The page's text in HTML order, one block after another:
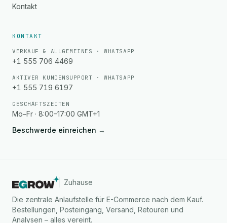
Kontakt
KONTAKT
VERKAUF & ALLGEMEINES · WHATSAPP
+1 555 706 4469
AKTIVER KUNDENSUPPORT · WHATSAPP
+1 555 719 6197
GESCHÄFTSZEITEN
Mo–Fr · 8:00–17:00 GMT+1
Beschwerde einreichen →
Zuhause
Die zentrale Anlaufstelle für E-Commerce nach dem Kauf.
Bestellungen, Posteingang, Versand, Retouren und
Analysen – alles vereint.